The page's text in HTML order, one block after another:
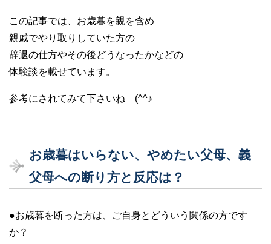
この記事では、お歳暮を親を含め
親戚でやり取りしていた方の
辞退の仕方やその後どうなったかなどの
体験談を載せています。
参考にされてみて下さいね (^^♪
お歳暮はいらない、やめたい父母、義
父母への断り方と反応は？
●お歳暮を断った方は、ご自身とどういう関係の方です
か？